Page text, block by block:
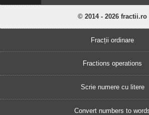
© 2014 - 2026 fractii.ro
Fracții ordinare
Fractions operations
Scrie numere cu litere
Convert numbers to